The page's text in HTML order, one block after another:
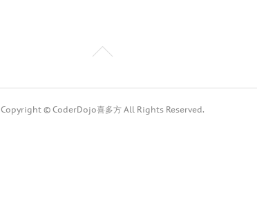
Copyright © CoderDojo喜多方 All Rights Reserved.